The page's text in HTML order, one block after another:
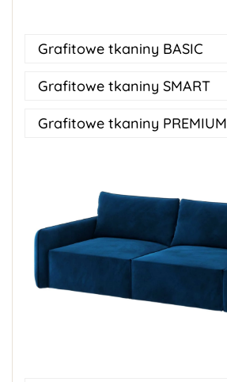
Grafitowe tkaniny BASIC
Grafitowe tkaniny SMART
Grafitowe tkaniny PREMIUM